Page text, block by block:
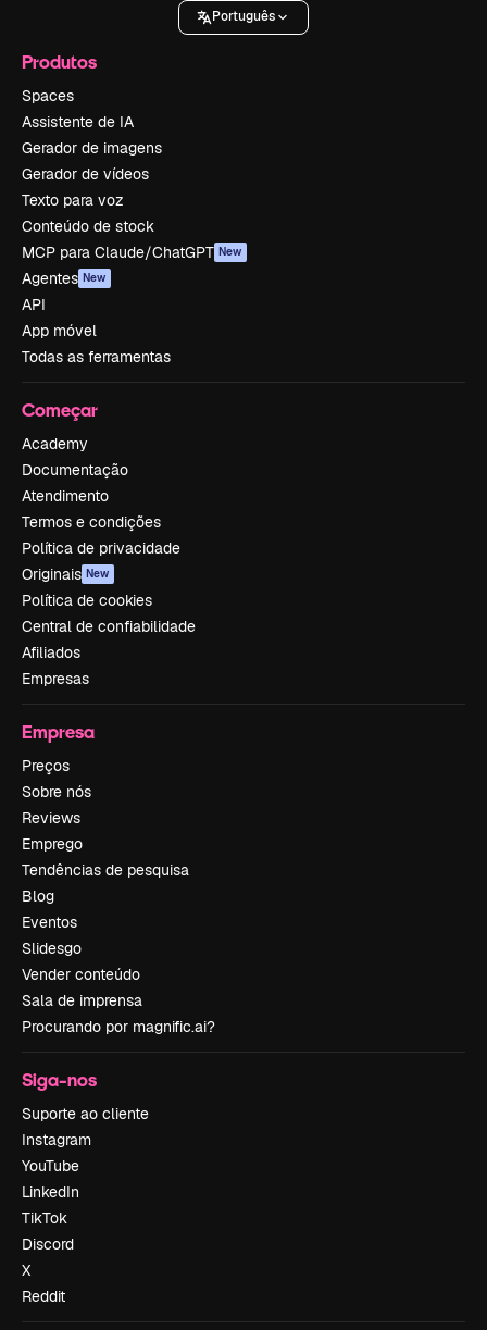
Português
Produtos
Spaces
Assistente de IA
Gerador de imagens
Gerador de vídeos
Texto para voz
Conteúdo de stock
MCP para Claude/ChatGPT New
Agentes New
API
App móvel
Todas as ferramentas
Começar
Academy
Documentação
Atendimento
Termos e condições
Política de privacidade
Originais New
Política de cookies
Central de confiabilidade
Afiliados
Empresas
Empresa
Preços
Sobre nós
Reviews
Emprego
Tendências de pesquisa
Blog
Eventos
Slidesgo
Vender conteúdo
Sala de imprensa
Procurando por magnific.ai?
Siga-nos
Suporte ao cliente
Instagram
YouTube
LinkedIn
TikTok
Discord
X
Reddit